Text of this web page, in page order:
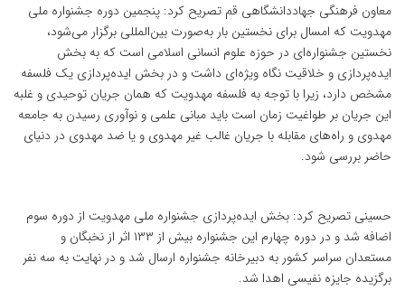
معاون فرهنگی جهاددانشگاهی قم تصریح کرد: پنجمین دوره جشنواره ملی
مهدویت که امسال برای نخستین بار به‌صورت بین‌المللی برگزار می‌شود،
نخستین جشنواره‌ای در حوزه علوم انسانی اسلامی است که به بخش
ایده‌پردازی و خلاقیت نگاه ویژه‌ای داشت و در بخش ایده‌پردازی یک فلسفه
مشخص دارد، زیرا با توجه به فلسفه مهدویت که همان جریان توحیدی و غلبه
این جریان بر طواغیت زمان است باید مبانی علمی و نوآوری رسیدن به جامعه
مهدوی و راه‌های مقابله با جریان غالب غیر مهدوی و یا ضد مهدوی در دنیای
حاضر بررسی شود.
حسینی تصریح کرد: بخش ایده‌پردازی جشنواره ملی مهدویت از دوره سوم
اضافه شد و در دوره چهارم این جشنواره بیش از ۱۳۳ اثر از نخبگان و
مستعدان سراسر کشور به دبیرخانه جشنواره ارسال شد و در نهایت به سه نفر
برگزیده جایزه نفیسی اهدا شد.